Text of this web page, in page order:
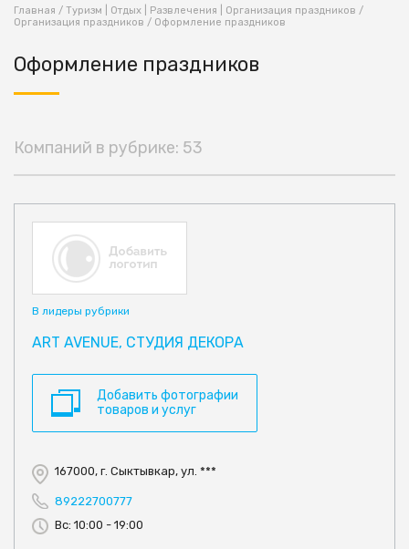
Главная / Туризм | Отдых | Развлечения | Организация праздников /
Организация праздников / Оформление праздников
Оформление праздников
Компаний в рубрике: 53
В лидеры рубрики
ART AVENUE, СТУДИЯ ДЕКОРА
Добавить фотографии
товаров и услуг
167000, г. Сыктывкар, ул. ***
89222700777
Вс: 10:00 - 19:00